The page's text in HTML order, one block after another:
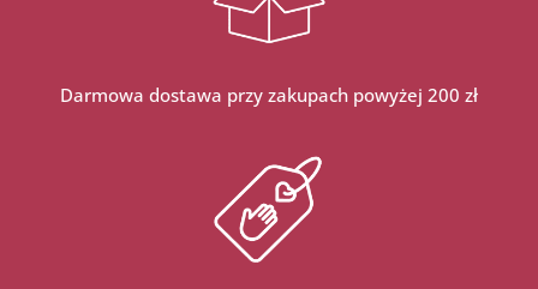
Darmowa dostawa przy zakupach powyżej 200 zł